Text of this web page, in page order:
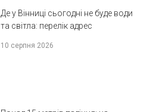
Де у Вінниці сьогодні не буде води
та світла: перелік адрес
10 серпня 2026